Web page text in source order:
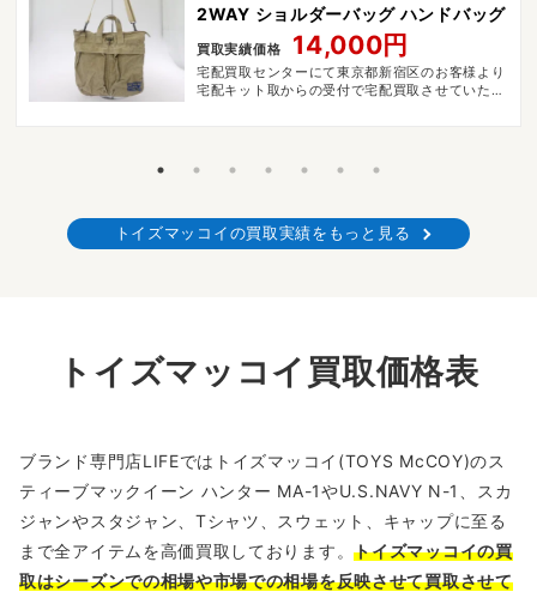
2WAY ショルダーバッグ ハンドバッグ
買取実績価格 14,000円
宅配買取センターにて東京都新宿区のお客様より
宅配キット取からの受付で宅配買取させていただ
トイズマッコイの買取実績をもっと見る
トイズマッコイ買取価格表
ブランド専門店LIFEではトイズマッコイ(TOYS McCOY)のス
ティーブマックイーン ハンター MA-1やU.S.NAVY N-1、スカ
ジャンやスタジャン、Tシャツ、スウェット、キャップに至る
まで全アイテムを高価買取しております。トイズマッコイの買
取はシーズンでの相場や市場での相場を反映させて買取させて